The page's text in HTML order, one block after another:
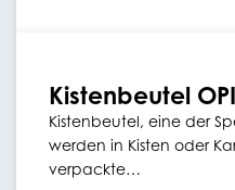
Kistenbeutel OPI
Kistenbeutel, eine der
werden in Kisten oder
verpackte…